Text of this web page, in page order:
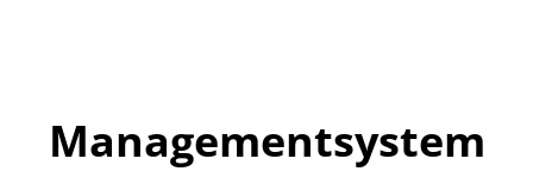
Managementsystem